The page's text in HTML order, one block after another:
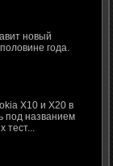
новый
года.
X10 и X20 в
под названием
тест...